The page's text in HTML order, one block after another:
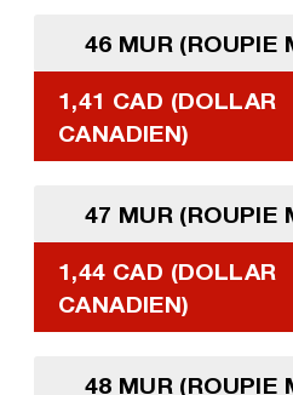
46 MUR (ROUPIE
1,41 CAD (DOLLAR
CANADIEN)
47 MUR (ROUPIE
1,44 CAD (DOLLAR
CANADIEN)
48 MUR (ROUPIE